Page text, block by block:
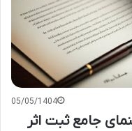
05/05/1404
جامع ثبت اثر